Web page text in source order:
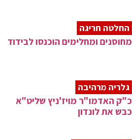
החלטה חריגה
מחוסנים ומחלימים הוכנסו לבידוד
גלריה מרהיבה
כ"ק האדמו"ר מויז'ניץ שליט"א
כבש את לונדון